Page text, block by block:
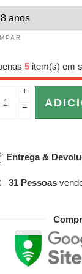
5 item(s) em
+
−
Entrega &
31 Pessoas